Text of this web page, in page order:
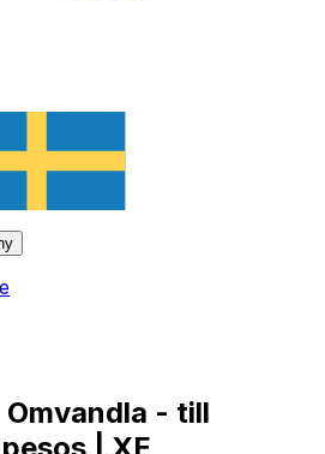
Omvandla - till